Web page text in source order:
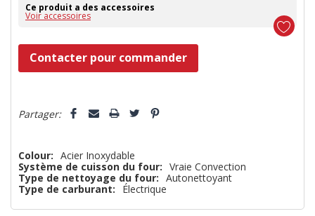
Ce produit a des accessoires
Voir accessoires
Dépêchez-
vous!
n’en
plus
que
Contacter pour commander
Partager:
Colour: Acier Inoxydable
Système de cuisson du four: Vraie Convection
Type de nettoyage du four: Autonettoyant
Type de carburant:
Électrique